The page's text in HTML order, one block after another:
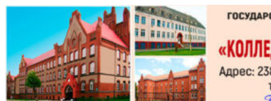
Перейти
содержимому